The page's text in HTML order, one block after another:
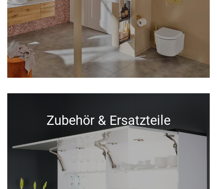
Zubehör & Ersatzteile